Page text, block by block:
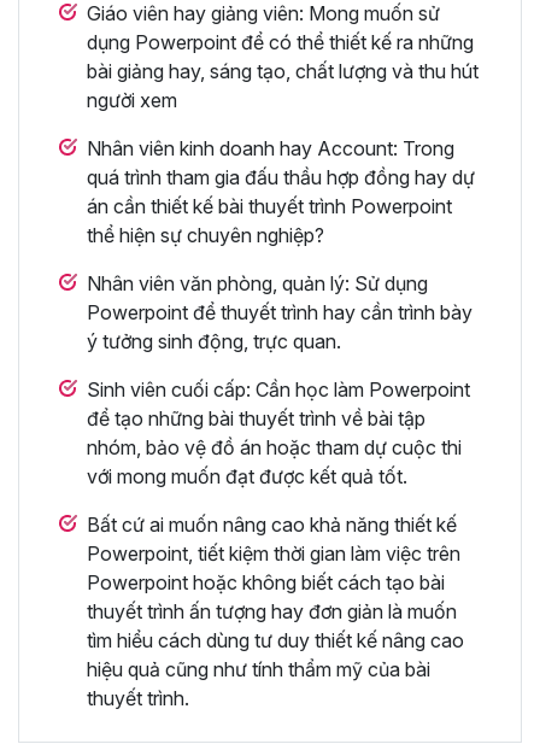
Giáo viên hay giảng viên: Mong muốn sử
dụng Powerpoint để có thể thiết kế ra những
bài giảng hay, sáng tạo, chất lượng và thu hút
người xem
Nhân viên kinh doanh hay Account: Trong
quá trình tham gia đấu thầu hợp đồng hay dự
án cần thiết kế bài thuyết trình Powerpoint
thể hiện sự chuyên nghiệp?
Nhân viên văn phòng, quản lý: Sử dụng
Powerpoint để thuyết trình hay cần trình bày
ý tưởng sinh động, trực quan.
Sinh viên cuối cấp: Cần học làm Powerpoint
để tạo những bài thuyết trình về bài tập
nhóm, bảo vệ đồ án hoặc tham dự cuộc thi
với mong muốn đạt được kết quả tốt.
Bất cứ ai muốn nâng cao khả năng thiết kế
Powerpoint, tiết kiệm thời gian làm việc trên
Powerpoint hoặc không biết cách tạo bài
thuyết trình ấn tượng hay đơn giản là muốn
tìm hiểu cách dùng tư duy thiết kế nâng cao
hiệu quả cũng như tính thẩm mỹ của bài
thuyết trình.